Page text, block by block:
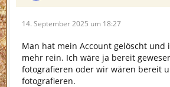
14. September 2025 um 18:27
Man hat mein Account gelöscht und
mehr rein. Ich wäre ja bereit
fotografieren oder wir wären bereit
fotografieren.